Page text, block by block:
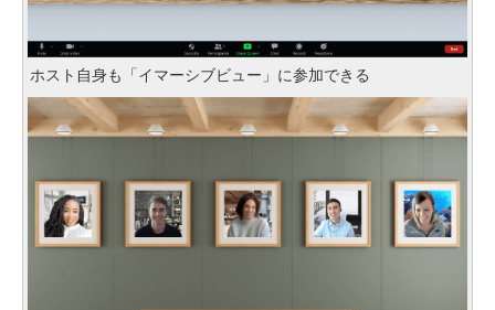
ホスト自身も「イマーシブビュー」に参加できる